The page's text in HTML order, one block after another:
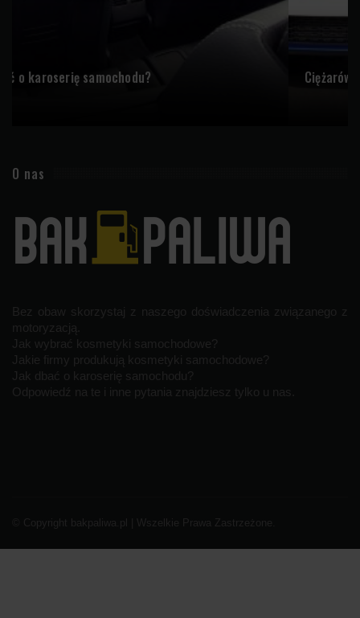
Ciężarówka z przedłużoną kabiną a...
O nas
Bez obaw skorzystaj z naszego doświadczenia związanego z
motoryzacją.
Jak wybrać kosmetyki samochodowe?
Jakie firmy produkują kosmetyki samochodowe?
Jak dbać o karoserię samochodu?
Odpowiedź na te i inne pytania znajdziesz tylko u nas.
© Copyright bakpaliwa.pl | Wszelkie Prawa Zastrzeżone.